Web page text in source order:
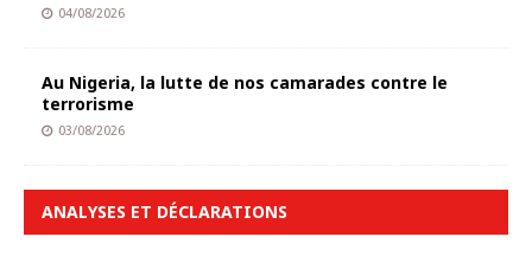
04/08/2026
Au Nigeria, la lutte de nos camarades contre le
terrorisme
03/08/2026
ANALYSES ET DÉCLARATIONS